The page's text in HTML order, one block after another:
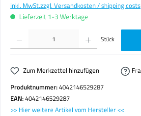
inkl. MwSt.zzgl. Versandkosten / shipping costs
Lieferzeit 1-3 Werktage
Produkt Anzahl: Gib den gewünschten Wert ein oder benutze
Stück
Zum Merkzettel hinzufügen
Produktnummer:4042146529287
EAN:4042146529287
>> Hier weitere Artikel vom Hersteller <<